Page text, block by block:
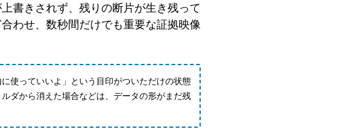
書きされず、残りの断片が生き残って
わせ、数秒間だけでも重要な証拠映像
使っていいよ」という目印がついただけの状態
ダから消えた場合などは、データの形がまだ残